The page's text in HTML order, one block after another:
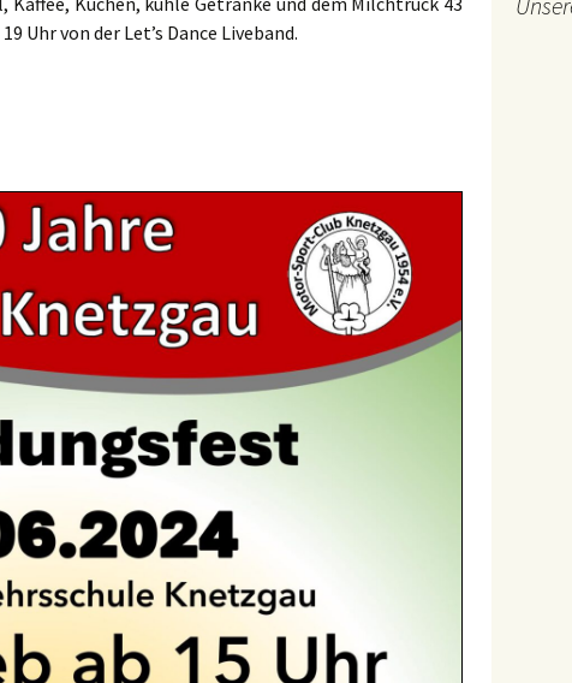
Uhr von der Let’s Dance Liveband.